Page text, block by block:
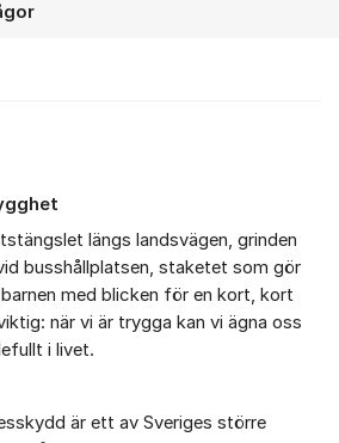
längs landsvägen, grinden
busshållplatsen, staketet som gör
med blicken för en kort, kort
när vi är trygga kan vi ägna oss
i livet.
är ett av Sveriges större